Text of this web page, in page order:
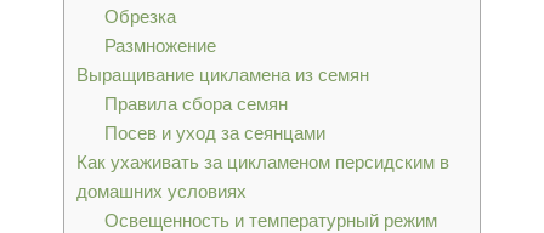
Обрезка
Размножение
Выращивание цикламена из семян
Правила сбора семян
Посев и уход за сеянцами
Как ухаживать за цикламеном персидским в
домашних условиях
Освещенность и температурный режим